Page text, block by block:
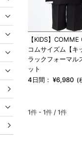
【KIDS】COMME
コムサイズム【キ
ラックフォーマル
ット
4日間： ¥6,980 (
1件 - 1件 /1件